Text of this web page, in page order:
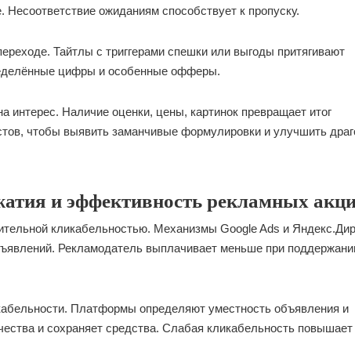
ожиданиям способствует к пропуску.
Тайтлы с триггерами спешки или выгоды притягивают
цифры и особенные офферы.
интерес. Наличие оценки, цены, картинок превращает итог
чтобы выявить заманчивые формулировки и улучшить
и эффективность рекламных
кликабельностью. Механизмы Google Ads и
Рекламодатель выплачивает меньше при
Платформы определяют уместность объявления и
и сохраняет средства. Слабая кликабельность повышает